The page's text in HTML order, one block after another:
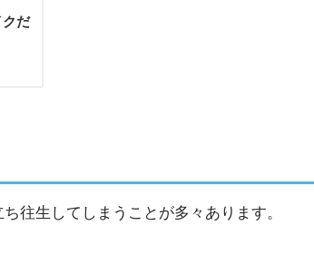
クだ
往生してしまうことが多々あります。